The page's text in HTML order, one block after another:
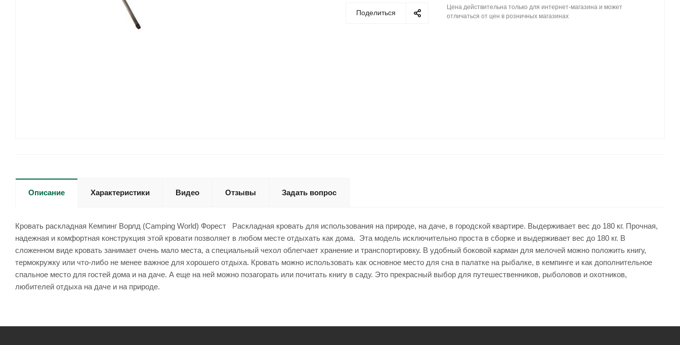
Поделиться
Цена действительна только для интернет-магазина и может
отличаться от цен в розничных магазинах
Описание Характеристики Видео Отзывы Задать вопрос
Кровать раскладная Кемпинг Ворлд (Camping World) Форест Раскладная кровать для использования на природе, на даче, в городской квартире. Выдерживает вес до 180 кг. Прочная,
надежная и комфортная конструкция этой кровати позволяет в любом месте отдыхать как дома. Эта модель исключительно проста в сборке и выдерживает вес до 180 кг. В
сложенном виде кровать занимает очень мало места, а специальный чехол облегчает хранение и транспортировку. В удобный боковой карман для мелочей можно положить книгу,
термокружку или что-либо не менее важное для хорошего отдыха. Кровать можно использовать как основное место для сна в палатке на рыбалке, в кемпинге и как дополнительное
спальное место для гостей дома и на даче. А еще на ней можно позагорать или почитать книгу в саду. Это прекрасный выбор для путешественников, рыболовов и охотников,
любителей отдыха на даче и на природе.